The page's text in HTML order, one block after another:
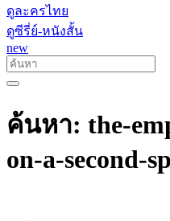
ดูละครไทย
ดูซีรี่ย์-หนังสั้น
new
ค้นหา: the-
on-a-second-